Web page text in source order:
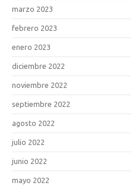
marzo 2023
febrero 2023
enero 2023
diciembre 2022
noviembre 2022
septiembre 2022
agosto 2022
julio 2022
junio 2022
mayo 2022